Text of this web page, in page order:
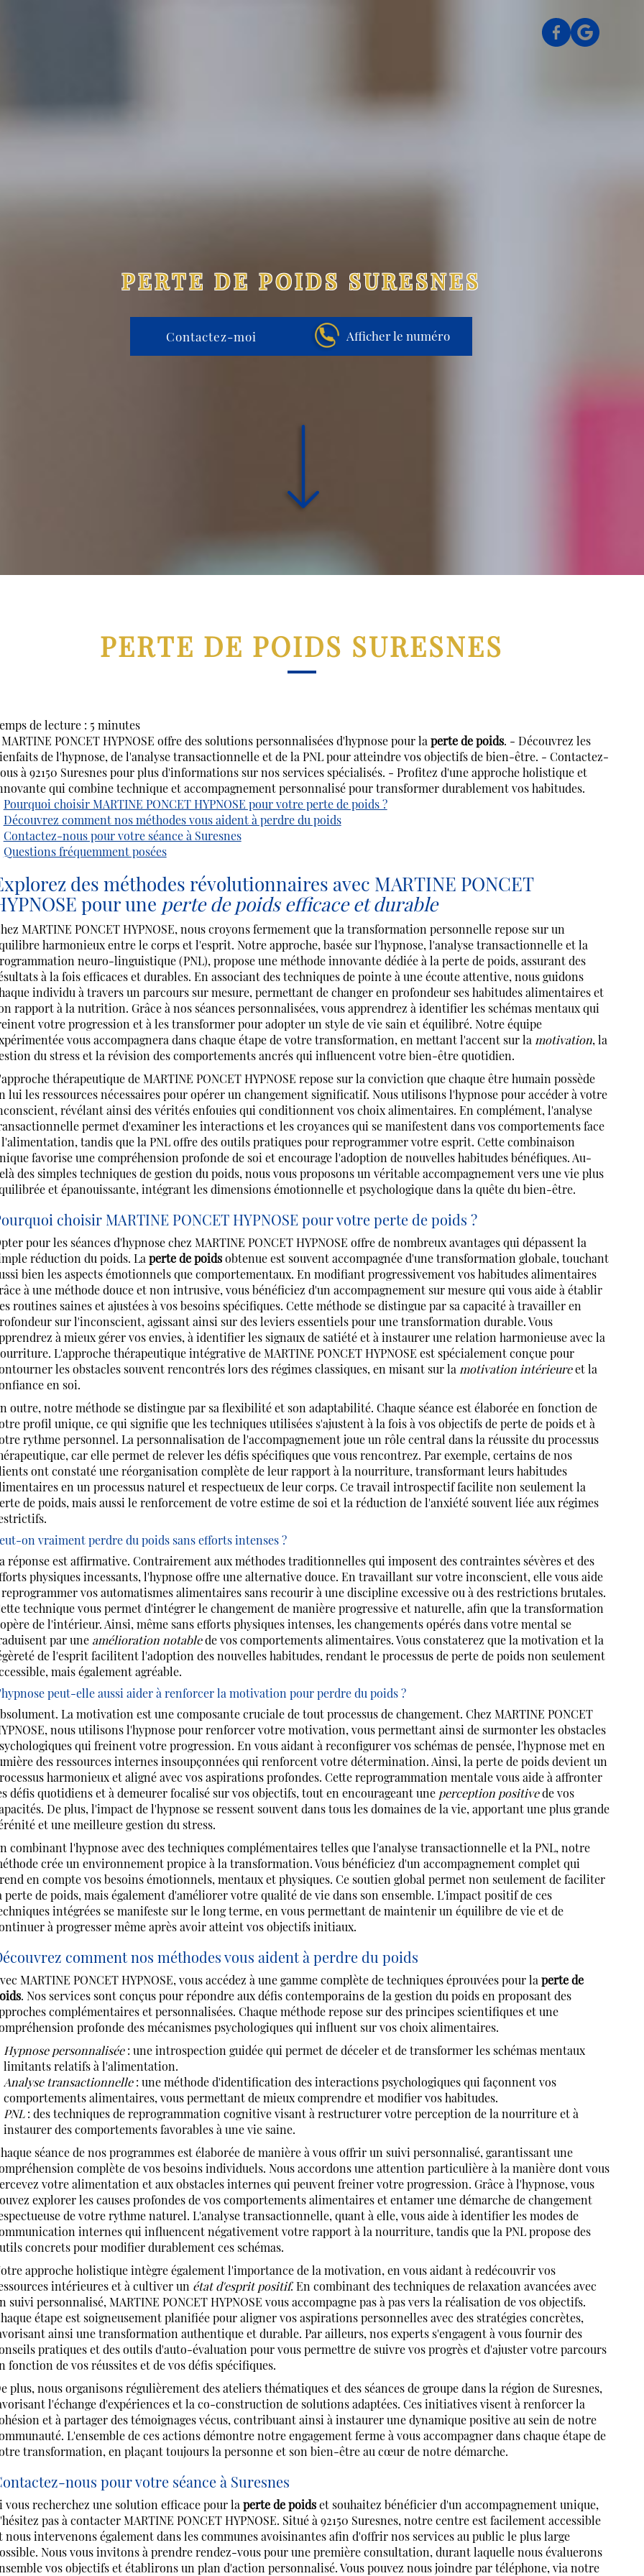
PERTE DE POIDS SURESNES
Contactez-moi Afficher le numéro
PERTE DE POIDS SURESNES
de lecture : 5 minutes
PONCET HYPNOSE offre des solutions personnalisées d'hypnose pour la perte de poids. - Découvrez les
de l'hypnose, de l'analyse transactionnelle et de la PNL pour atteindre vos objectifs de bien-être. - Contactez-
à 92150 Suresnes pour plus d'informations sur nos services spécialisés. - Profitez d'une approche holistique et
qui combine technique et accompagnement personnalisé pour transformer durablement vos habitudes.
Pourquoi choisir MARTINE PONCET HYPNOSE pour votre perte de poids ?
Découvrez comment nos méthodes vous aident à perdre du poids
Contactez-nous pour votre séance à Suresnes
Questions fréquemment posées
des méthodes révolutionnaires avec MARTINE PONCET
pour une perte de poids efficace et durable
MARTINE PONCET HYPNOSE, nous croyons fermement que la transformation personnelle repose sur un
harmonieux entre le corps et l'esprit. Notre approche, basée sur l'hypnose, l'analyse transactionnelle et la
neuro-linguistique (PNL), propose une méthode innovante dédiée à la perte de poids, assurant des
à la fois efficaces et durables. En associant des techniques de pointe à une écoute attentive, nous guidons
individu à travers un parcours sur mesure, permettant de changer en profondeur ses habitudes alimentaires et
rapport à la nutrition. Grâce à nos séances personnalisées, vous apprendrez à identifier les schémas mentaux qui
votre progression et à les transformer pour adopter un style de vie sain et équilibré. Notre équipe
vous accompagnera dans chaque étape de votre transformation, en mettant l'accent sur la motivation, la
du stress et la révision des comportements ancrés qui influencent votre bien-être quotidien.
thérapeutique de MARTINE PONCET HYPNOSE repose sur la conviction que chaque être humain possède
lui les ressources nécessaires pour opérer un changement significatif. Nous utilisons l'hypnose pour accéder à votre
révélant ainsi des vérités enfouies qui conditionnent vos choix alimentaires. En complément, l'analyse
permet d'examiner les interactions et les croyances qui se manifestent dans vos comportements face
l'alimentation, tandis que la PNL offre des outils pratiques pour reprogrammer votre esprit. Cette combinaison
favorise une compréhension profonde de soi et encourage l'adoption de nouvelles habitudes bénéfiques. Au-
des simples techniques de gestion du poids, nous vous proposons un véritable accompagnement vers une vie plus
et épanouissante, intégrant les dimensions émotionnelle et psychologique dans la quête du bien-être.
choisir MARTINE PONCET HYPNOSE pour votre perte de poids ?
pour les séances d'hypnose chez MARTINE PONCET HYPNOSE offre de nombreux avantages qui dépassent la
réduction du poids. La perte de poidsobtenue est souvent accompagnée d'une transformation globale, touchant
bien les aspects émotionnels que comportementaux. En modifiant progressivement vos habitudes alimentaires
à une méthode douce et non intrusive, vous bénéficiez d'un accompagnement sur mesure qui vous aide à établir
routines saines et ajustées à vos besoins spécifiques. Cette méthode se distingue par sa capacité à travailler en
sur l'inconscient, agissant ainsi sur des leviers essentiels pour une transformation durable. Vous
à mieux gérer vos envies, à identifier les signaux de satiété et à instaurer une relation harmonieuse avec la
L'approche thérapeutique intégrative de MARTINE PONCET HYPNOSE est spécialement conçue pour
les obstacles souvent rencontrés lors des régimes classiques, en misant sur la motivation intérieureet la
en soi.
outre, notre méthode se distingue par sa flexibilité et son adaptabilité. Chaque séance est élaborée en fonction de
profil unique, ce qui signifie que les techniques utilisées s'ajustent à la fois à vos objectifs de perte de poids et à
rythme personnel. La personnalisation de l'accompagnement joue un rôle central dans la réussite du processus
car elle permet de relever les défis spécifiques que vous rencontrez. Par exemple, certains de nos
ont constaté une réorganisation complète de leur rapport à la nourriture, transformant leurs habitudes
en un processus naturel et respectueux de leur corps. Ce travail introspectif facilite non seulement la
de poids, mais aussi le renforcement de votre estime de soi et la réduction de l'anxiété souvent liée aux régimes
on vraiment perdre du poids sans efforts intenses ?
réponse est affirmative. Contrairement aux méthodes traditionnelles qui imposent des contraintes sévères et des
physiques incessants, l'hypnose offre une alternative douce. En travaillant sur votre inconscient, elle vous aide
reprogrammer vos automatismes alimentaires sans recourir à une discipline excessive ou à des restrictions brutales.
technique vous permet d'intégrer le changement de manière progressive et naturelle, afin que la transformation
de l'intérieur. Ainsi, même sans efforts physiques intenses, les changements opérés dans votre mental se
par une amélioration notablede vos comportements alimentaires. Vous constaterez que la motivation et la
de l'esprit facilitent l'adoption des nouvelles habitudes, rendant le processus de perte de poids non seulement
mais également agréable.
peut-elle aussi aider à renforcer la motivation pour perdre du poids ?
La motivation est une composante cruciale de tout processus de changement. Chez MARTINE PONCET
nous utilisons l'hypnose pour renforcer votre motivation, vous permettant ainsi de surmonter les obstacles
qui freinent votre progression. En vous aidant à reconfigurer vos schémas de pensée, l'hypnose met en
des ressources internes insoupçonnées qui renforcent votre détermination. Ainsi, la perte de poids devient un
harmonieux et aligné avec vos aspirations profondes. Cette reprogrammation mentale vous aide à affronter
défis quotidiens et à demeurer focalisé sur vos objectifs, tout en encourageant une perception positivede vos
De plus, l'impact de l'hypnose se ressent souvent dans tous les domaines de la vie, apportant une plus grande
et une meilleure gestion du stress.
combinant l'hypnose avec des techniques complémentaires telles que l'analyse transactionnelle et la PNL, notre
crée un environnement propice à la transformation. Vous bénéficiez d'un accompagnement complet qui
en compte vos besoins émotionnels, mentaux et physiques. Ce soutien global permet non seulement de faciliter
perte de poids, mais également d'améliorer votre qualité de vie dans son ensemble. L'impact positif de ces
intégrées se manifeste sur le long terme, en vous permettant de maintenir un équilibre de vie et de
à progresser même après avoir atteint vos objectifs initiaux.
comment nos méthodes vous aident à perdre du poids
MARTINE PONCET HYPNOSE, vous accédez à une gamme complète de techniques éprouvées pour la perte de
. Nos services sont conçus pour répondre aux défis contemporains de la gestion du poids en proposant des
complémentaires et personnalisées. Chaque méthode repose sur des principes scientifiques et une
profonde des mécanismes psychologiques qui influent sur vos choix alimentaires.
Hypnose personnalisée: une introspection guidée qui permet de déceler et de transformer les schémas mentaux
limitants relatifs à l'alimentation.
Analyse transactionnelle: une méthode d'identification des interactions psychologiques qui façonnent vos
comportements alimentaires, vous permettant de mieux comprendre et modifier vos habitudes.
PNL: des techniques de reprogrammation cognitive visant à restructurer votre perception de la nourriture et à
instaurer des comportements favorables à une vie saine.
séance de nos programmes est élaborée de manière à vous offrir un suivi personnalisé, garantissant une
complète de vos besoins individuels. Nous accordons une attention particulière à la manière dont vous
votre alimentation et aux obstacles internes qui peuvent freiner votre progression. Grâce à l'hypnose, vous
explorer les causes profondes de vos comportements alimentaires et entamer une démarche de changement
de votre rythme naturel. L'analyse transactionnelle, quant à elle, vous aide à identifier les modes de
internes qui influencent négativement votre rapport à la nourriture, tandis que la PNL propose des
concrets pour modifier durablement ces schémas.
approche holistique intègre également l'importance de la motivation, en vous aidant à redécouvrir vos
intérieures et à cultiver un état d'esprit positif. En combinant des techniques de relaxation avancées avec
suivi personnalisé, MARTINE PONCET HYPNOSE vous accompagne pas à pas vers la réalisation de vos objectifs.
étape est soigneusement planifiée pour aligner vos aspirations personnelles avec des stratégies concrètes,
ainsi une transformation authentique et durable. Par ailleurs, nos experts s'engagent à vous fournir des
pratiques et des outils d'auto-évaluation pour vous permettre de suivre vos progrès et d'ajuster votre parcours
fonction de vos réussites et de vos défis spécifiques.
plus, nous organisons régulièrement des ateliers thématiques et des séances de groupe dans la région de Suresnes,
l'échange d'expériences et la co-construction de solutions adaptées. Ces initiatives visent à renforcer la
et à partager des témoignages vécus, contribuant ainsi à instaurer une dynamique positive au sein de notre
L'ensemble de ces actions démontre notre engagement ferme à vous accompagner dans chaque étape de
transformation, en plaçant toujours la personne et son bien-être au cœur de notre démarche.
nous pour votre séance à Suresnes
vous recherchez une solution efficace pour la perte de poidset souhaitez bénéficier d'un accompagnement unique,
pas à contacter MARTINE PONCET HYPNOSE. Situé à 92150 Suresnes, notre centre est facilement accessible
nous intervenons également dans les communes avoisinantes afin d'offrir nos services au public le plus large
Nous vous invitons à prendre rendez-vous pour une première consultation, durant laquelle nous évaluerons
vos objectifs et établirons un plan d'action personnalisé. Vous pouvez nous joindre par téléphone, via notre